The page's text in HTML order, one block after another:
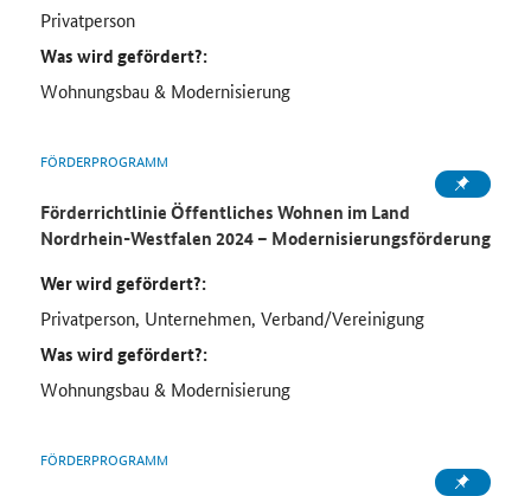
Privatperson
Was wird gefördert?:
Wohnungsbau & Modernisierung
FÖRDERPROGRAMM
Förderrichtlinie Öffentliches Wohnen im Land
Nordrhein-Westfalen 2024 – Modernisierungsförderung
Wer wird gefördert?:
Privatperson, Unternehmen, Verband/Vereinigung
Was wird gefördert?:
Wohnungsbau & Modernisierung
FÖRDERPROGRAMM